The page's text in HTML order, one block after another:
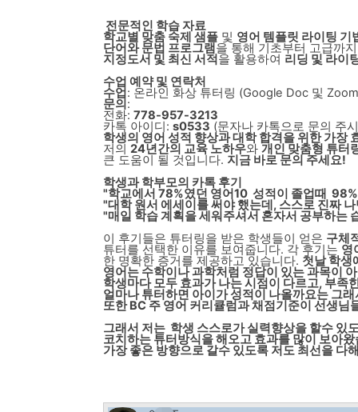
전문적인 학습 자료
학교별 맞춤 숙제 샘플 및 영어 템플릿 라이팅 기
단어와 문법 프로그램을 통해 기초부터 고급까
지정도서 및 최신 서적을 활용하여 리딩 및 라이
수업 예약 및 연락처
수업 : 온라인 화상 튜터링 (Google Doc 및
문의:
전화: 778-957-3213
카톡 아이디: s0533 (문자나 카톡으로 문의 주
학생의 영어 성적 향상과 대학 합격을 위한 가장
저의 24년간의 교육 노하우와 개인 맞춤형 튜터
큰 도움이 될 것입니다. 지금 바로 문의 주세요!
학생과 학부모의 카톡 후기
"학교에서 78%였던 영어10 성적이 졸업때
"대학 원서 에세이를 써야 했는데, 스스로 진짜
"매일 학습 계획을 세워주셔서 혼자서 공부하는
이 후기들은 튜터링을 받은 학생들이 얻은 구체
튜터를 선택한 이유를 보여줍니다. 각 후기는 영
한 명확한 증거를 제공하고 있습니다. 첫날 학생
영어는 수학이나 과학처럼 정답이 있는 과목이
학생마다 모두 효과가 나는 시점이 다르고, 부
얼마나 튜터하면 아이가 성적이 나올까요는 그
또한 BC 주 영어 커리큘럼과 채점기준이 선생
그래서 저는 학생 스스로가 실력향상을 할수 있
코치하는 튜터방식을 해오고 효과를 많이 보아
가장 좋은 방향으로 갈수 있도록 저도 최선을 다